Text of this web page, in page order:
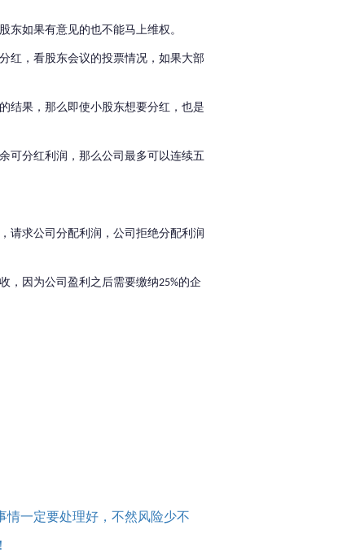
东如果有意见的也不能马上维权。
红，看股东会议的投票情况，如果大部
结果，那么即使小股东想要分红，也是
可分红利润，那么公司最多可以连续五
请求公司分配利润，公司拒绝分配利润
，因为公司盈利之后需要缴纳25%的企
情一定要处理好，不然风险少不